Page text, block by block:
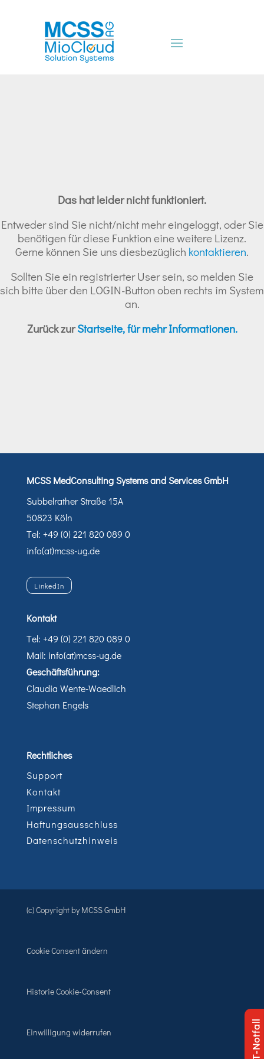
Das hat leider nicht funktioniert.
Entweder sind Sie nicht/nicht mehr eingeloggt, oder Sie
benötigen für diese Funktion eine weitere Lizenz.
Gerne können Sie uns diesbezüglich kontaktieren.
Sollten Sie ein registrierter User sein, so melden Sie
sich bitte über den LOGIN-Button oben rechts im System
an.
Zurück zurStartseite, für mehr Informationen.
MCSS MedConsulting Systems and Services GmbH
Subbelrather Straße 15A
50823 Köln
Tel: +49 (0) 221 820 089 0
info(at)mcss-ug.de
LinkedIn
Kontakt
Tel: +49 (0) 221 820 089 0
Mail: info(at)mcss-ug.de
Geschäftsführung:
Claudia Wente-Waedlich
Stephan Engels
IT-Notfall
Rechtliches
Support
Kontakt
Impressum
Haftungsausschluss
Datenschutzhinweis
(c) Copyright by MCSS GmbH
Cookie Consent ändern
Historie Cookie-Consent
Einwilligung widerrufen